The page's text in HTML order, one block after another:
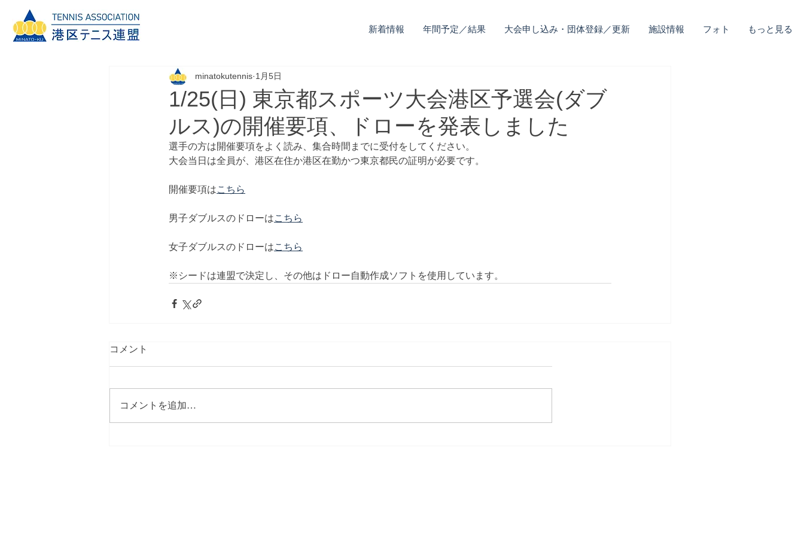
新着情報 年間予定／結果 大会申し込み・団体登録／更新 施設情報 フォト もっと見る
1/25(日) 東京都スポーツ大会港区予選会(ダブ
ルス)の開催要項、ドローを発表しました
minatokutennis 1月5日
選手の方は開催要項をよく読み、集合時間までに受付をしてください。
大会当日は全員が、港区在住か港区在勤かつ東京都民の証明が必要です。
開催要項はこちら
男子ダブルスのドローはこちら
女子ダブルスのドローはこちら
※シードは連盟で決定し、その他はドロー自動作成ソフトを使用しています。
コメント
コメントを追加…